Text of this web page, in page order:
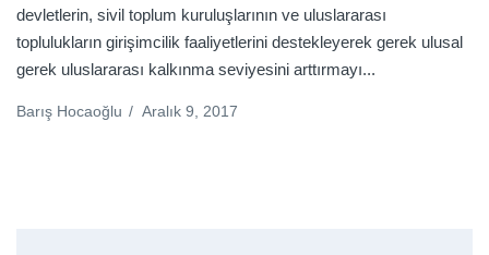
devletlerin, sivil toplum kuruluşlarının ve uluslararası
toplulukların girişimcilik faaliyetlerini destekleyerek gerek ulusal
gerek uluslararası kalkınma seviyesini arttırmayı...
Barış Hocaoğlu / Aralık 9, 2017